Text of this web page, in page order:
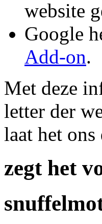
website
Google
Add-on.
Met deze
letter der
laat het ons
zegt het